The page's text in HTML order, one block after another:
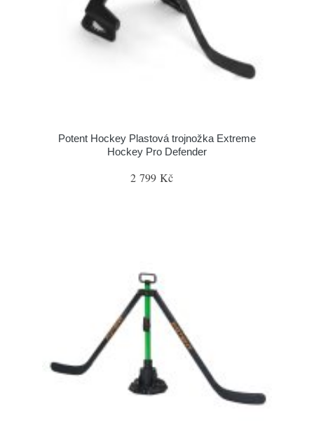
Potent Hockey Plastová trojnožka Extreme
Hockey Pro Defender
2 799 Kč